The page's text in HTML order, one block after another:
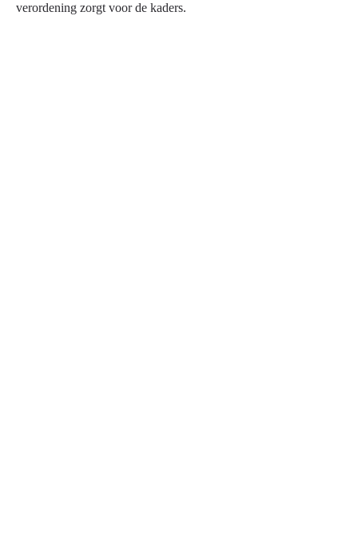
verordening zorgt voor de kaders.